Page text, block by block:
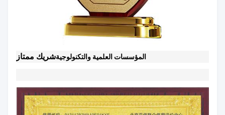
المؤسسات العلمية والتكنولوجيةشريك ممتاز